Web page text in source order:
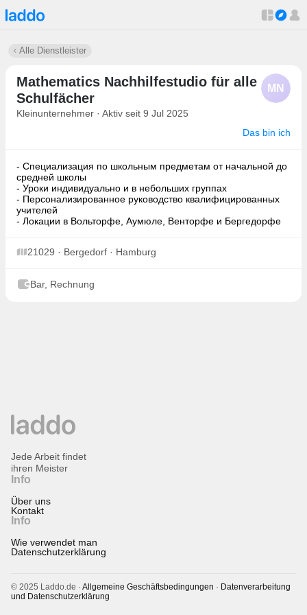
Alle Dienstleister
Mathematics Nachhilfestudio für alle
Schulfächer
Kleinunternehmer · Aktiv seit 9 Jul 2025
MN
Das bin ich
- Специализация по школьным предметам от начальной до
средней школы
- Уроки индивидуально и в небольших группах
- Персонализированное руководство квалифицированных
учителей
- Локации в Вольторфе, Аумюле, Венторфе и Бергедорфе
21029 · Bergedorf · Hamburg
Bar, Rechnung
Info
Über uns
Kontakt
Info
Wie verwendet man
Datenschutzerklärung
Jede Arbeit findet
ihren Meister
© 2025 Laddo.de · Allgemeine Geschäftsbedingungen · Datenverarbeitung
und Datenschutzerklärung